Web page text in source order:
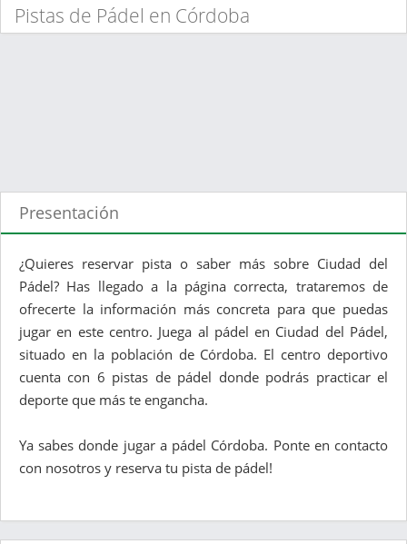
Pistas de Pádel en Córdoba
Presentación
¿Quieres reservar pista o saber más sobre Ciudad del
Pádel? Has llegado a la página correcta, trataremos de
ofrecerte la información más concreta para que puedas
jugar en este centro. Juega al pádel en Ciudad del Pádel,
situado en la población de Córdoba. El centro deportivo
cuenta con 6 pistas de pádel donde podrás practicar el
deporte que más te engancha.
Ya sabes donde jugar a pádel Córdoba. Ponte en contacto
con nosotros y reserva tu pista de pádel!